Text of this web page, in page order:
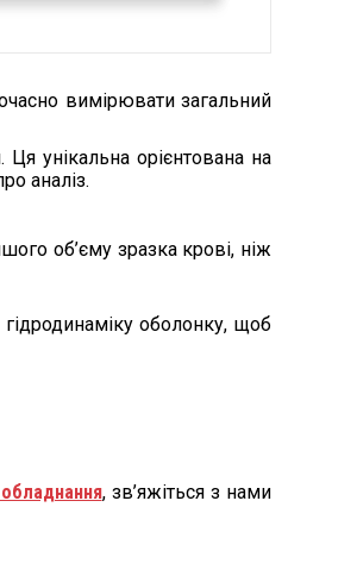
вимірювати загальний
унікальна орієнтована на
аналіз.
об’єму зразка крові, ніж
оболонку, щоб
, зв’яжіться з нами